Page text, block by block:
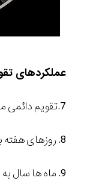
عملکردهای تقویم
7.تقویم دائمی میلادی
8. روزهای هفته به میلادی
9. ماه ها سال به میلادی